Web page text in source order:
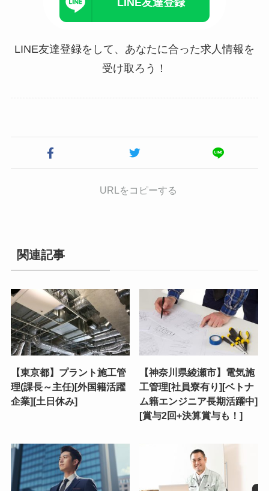
LINE友達登録
LINE友達登録をして、あなたに合った求人情報を
受け取ろう！
URLをコピーする
関連記事
【東京都】プラント施工管
理(課長～主任)[外国籍活躍
企業][土日休み]
【神奈川県綾瀬市】電気施
工管理[社員寮有り][ベトナ
ム籍エンジニア長期活躍中]
[賞与2回+決算賞与も！]